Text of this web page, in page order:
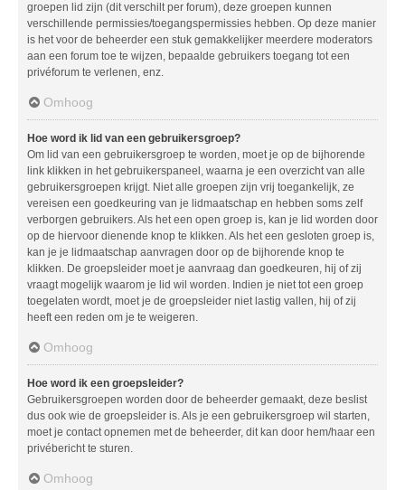
groepen lid zijn (dit verschilt per forum), deze groepen kunnen
verschillende permissies/toegangspermissies hebben. Op deze manier
is het voor de beheerder een stuk gemakkelijker meerdere moderators
aan een forum toe te wijzen, bepaalde gebruikers toegang tot een
privéforum te verlenen, enz.
Omhoog
Hoe word ik lid van een gebruikersgroep?
Om lid van een gebruikersgroep te worden, moet je op de bijhorende
link klikken in het gebruikerspaneel, waarna je een overzicht van alle
gebruikersgroepen krijgt. Niet alle groepen zijn vrij toegankelijk, ze
vereisen een goedkeuring van je lidmaatschap en hebben soms zelf
verborgen gebruikers. Als het een open groep is, kan je lid worden door
op de hiervoor dienende knop te klikken. Als het een gesloten groep is,
kan je je lidmaatschap aanvragen door op de bijhorende knop te
klikken. De groepsleider moet je aanvraag dan goedkeuren, hij of zij
vraagt mogelijk waarom je lid wil worden. Indien je niet tot een groep
toegelaten wordt, moet je de groepsleider niet lastig vallen, hij of zij
heeft een reden om je te weigeren.
Omhoog
Hoe word ik een groepsleider?
Gebruikersgroepen worden door de beheerder gemaakt, deze beslist
dus ook wie de groepsleider is. Als je een gebruikersgroep wil starten,
moet je contact opnemen met de beheerder, dit kan door hem/haar een
privébericht te sturen.
Omhoog